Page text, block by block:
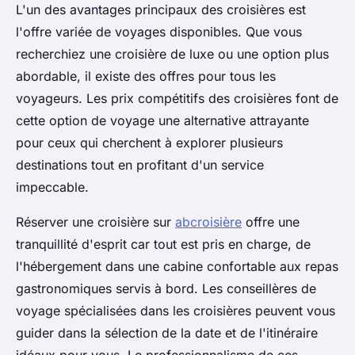
L'un des avantages principaux des croisières est
l'offre variée de voyages disponibles. Que vous
recherchiez une croisière de luxe ou une option plus
abordable, il existe des offres pour tous les
voyageurs. Les prix compétitifs des croisières font de
cette option de voyage une alternative attrayante
pour ceux qui cherchent à explorer plusieurs
destinations tout en profitant d'un service
impeccable.
Réserver une croisière sur abcroisière offre une
tranquillité d'esprit car tout est pris en charge, de
l'hébergement dans une cabine confortable aux repas
gastronomiques servis à bord. Les conseillères de
voyage spécialisées dans les croisières peuvent vous
guider dans la sélection de la date et de l'itinéraire